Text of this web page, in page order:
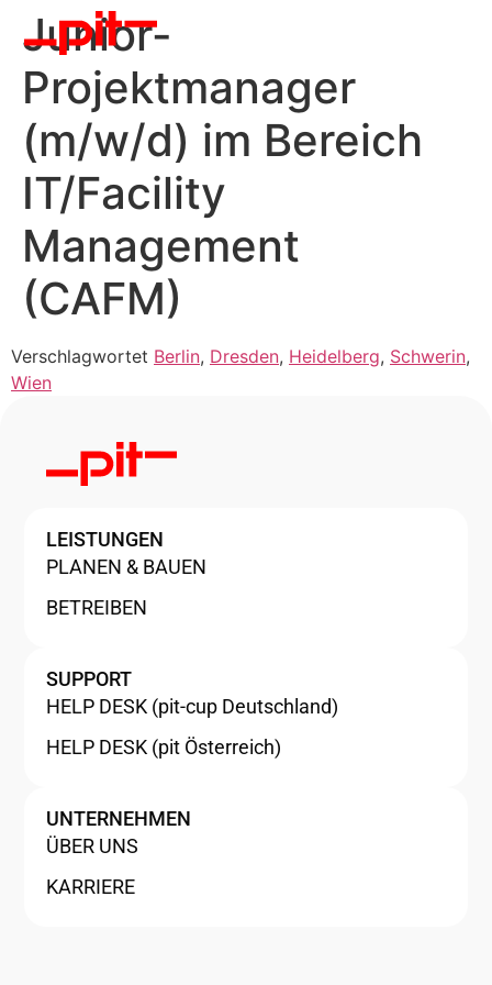
Junior-
Projektmanager
(m/w/d) im Bereich
IT/Facility
Management
(CAFM)
Verschlagwortet Berlin, Dresden, Heidelberg, Schwerin,
Wien
LEISTUNGEN
PLANEN & BAUEN
BETREIBEN
SUPPORT
HELP DESK (pit-cup Deutschland)
HELP DESK (pit Österreich)
UNTERNEHMEN
ÜBER UNS
KARRIERE